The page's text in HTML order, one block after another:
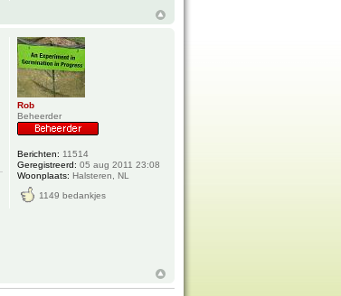
Rob
Beheerder
Berichten: 11514
Geregistreerd: 05 aug 2011 23:08
Woonplaats: Halsteren, NL
1149 bedankjes